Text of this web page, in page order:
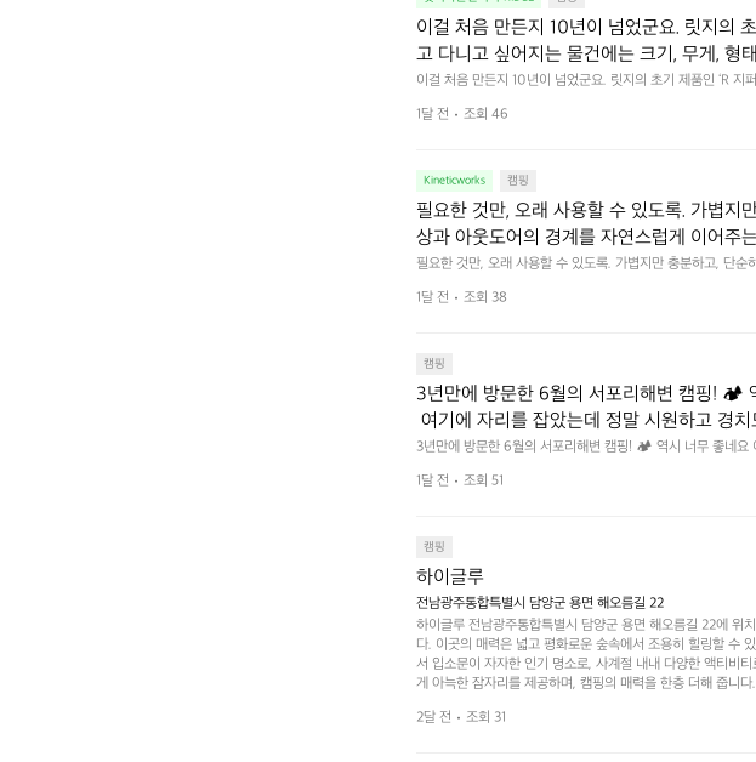
이걸 처음 만든지 10년이 넘었군요. 릿지의
고 다니고 싶어지는 물건에는 크기, 무게, 형
예를 들자면 일에 집중하느라 책상 위 가장
것. R 지퍼 지갑은 바로 그 위화감 없는 균형
집착했습니다. 튼튼한 내구도와 넉넉한 수
이걸 처음 만든지 10년이 넘었군요. 릿지의 초기 제품인 ‘R
무게, 형태, 색감 사이의 아주 미묘한 밸런스가 존재합니다.
야에 걸리적거리지 않는 것. R 지퍼 지갑은 바로 그 위화감 없
1달 전 조회 46
Kineticworks 캠핑
필요한 것만, 오래 사용할 수 있도록. 가볍지
상과 아웃도어의 경계를 자연스럽게 이어주
나보세요.
필요한 것만, 오래 사용할 수 있도록. 가볍지만 충분하고, 단
1달 전 조회 38
캠핑
3년만에 방문한 6월의 서포리해변 캠핑! 🏕
여기에 자리를 잡았는데 정말 시원하고 경
좋고 1박 2일은 넘 짧게 느껴지네요  .1박 1
음식물.쓰레기봉투를 1개씩 나누어줌 .솔밭
항구에서부터 해변까지 버스도 다니네요 ㅎ
3년만에 방문한 6월의 서포리해변 캠핑! 🏕 역시 너무 좋네요
고 경치도 좋네요  서해치고 물도 맑은편, 아이들도 놀기 좋고
관리) .수금하면서 음식물.쓰레기봉투를 1개씩 나누어줌 .솔
1달 전 조회 51
캠핑
하이글루
전남광주통합특별시 담양군 용면 해오름길 22
하이글루 전남광주통합특별시 담양군 용면 해오름길 22에 위
다. 이곳의 매력은 넓고 평화로운 숲속에서 조용히 힐링할 수
서 입소문이 자자한 인기 명소로, 사계절 내내 다양한 액티비
게 아늑한 잠자리를 제공하며, 캠핑의 매력을 한층 더해 줍니
있는 완벽한 조화가 이루어집니다. 이곳의 장점은 또 다른
은 시간을 보낼 수 있다는 것입니다. 또한, 하이글루 인근에는
2달 전 조회 31